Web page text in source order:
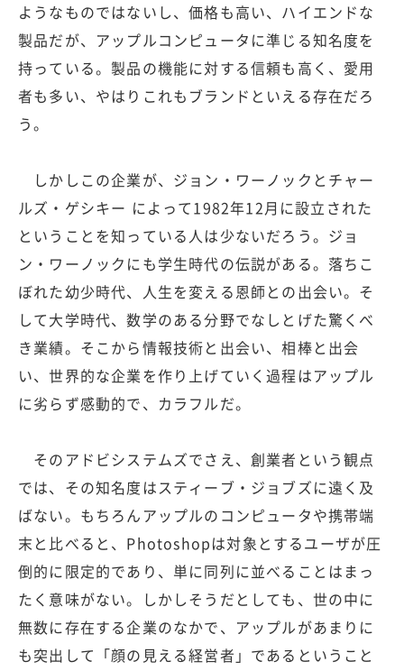
ようなものではないし、価格も高い、ハイエンドな
製品だが、アップルコンピュータに準じる知名度を
持っている。製品の機能に対する信頼も高く、愛用
者も多い、やはりこれもブランドといえる存在だろ
う。
しかしこの企業が、ジョン・ワーノックとチャー
ルズ・ゲシキー によって1982年12月に設立された
ということを知っている人は少ないだろう。ジョ
ン・ワーノックにも学生時代の伝説がある。落ちこ
ぼれた幼少時代、人生を変える恩師との出会い。そ
して大学時代、数学のある分野でなしとげた驚くべ
き業績。そこから情報技術と出会い、相棒と出会
い、世界的な企業を作り上げていく過程はアップル
に劣らず感動的で、カラフルだ。
そのアドビシステムズでさえ、創業者という観点
では、その知名度はスティーブ・ジョブズに遠く及
ばない。もちろんアップルのコンピュータや携帯端
末と比べると、Photoshopは対象とするユーザが圧
倒的に限定的であり、単に同列に並べることはまっ
たく意味がない。しかしそうだとしても、世の中に
無数に存在する企業のなかで、アップルがあまりに
も突出して「顔の見える経営者」であるということ